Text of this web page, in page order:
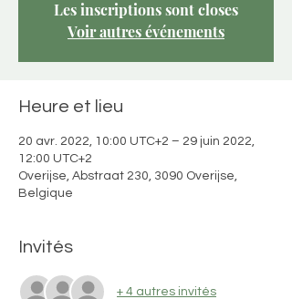
Les inscriptions sont closes
Voir autres événements
Heure et lieu
20 avr. 2022, 10:00 UTC+2 – 29 juin 2022,
12:00 UTC+2
Overijse, Abstraat 230, 3090 Overijse,
Belgique
Invités
+ 4 autres invités